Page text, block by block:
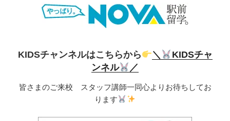
KIDSチャンネルはこちらから ＼
KIDSチャ
ンネル
／
皆さまのご来校 スタッフ講師一同心よりお待ちしてお
ります